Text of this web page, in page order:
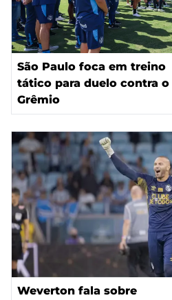
São Paulo foca em treino
tático para duelo contra o
Grêmio
Weverton fala sobre